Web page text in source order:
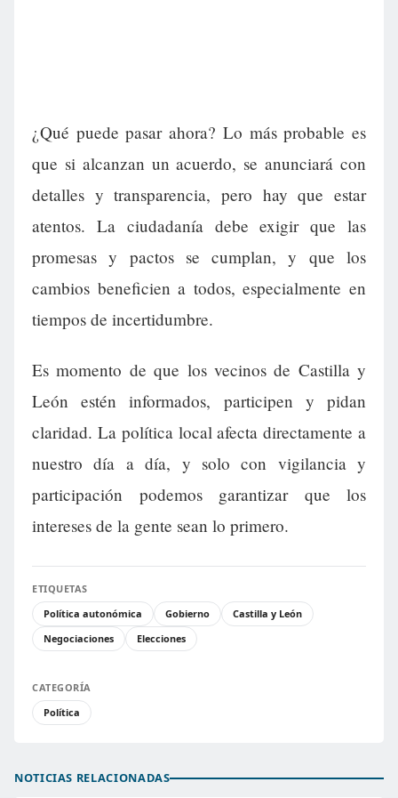
¿Qué puede pasar ahora? Lo más probable es
que si alcanzan un acuerdo, se anunciará con
detalles y transparencia, pero hay que estar
atentos. La ciudadanía debe exigir que las
promesas y pactos se cumplan, y que los
cambios beneficien a todos, especialmente en
tiempos de incertidumbre.
Es momento de que los vecinos de Castilla y
León estén informados, participen y pidan
claridad. La política local afecta directamente a
nuestro día a día, y solo con vigilancia y
participación podemos garantizar que los
intereses de la gente sean lo primero.
ETIQUETAS
Política autonómica
Gobierno
Castilla y León
Negociaciones
Elecciones
CATEGORÍA
Política
NOTICIAS RELACIONADAS